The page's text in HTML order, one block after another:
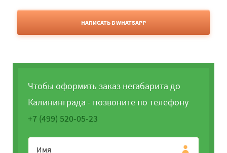
НАПИСАТЬ В WHATSAPP
Чтобы оформить заказ негабарита до
Калининграда - позвоните по телефону
+7 (499) 520-05-23